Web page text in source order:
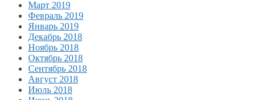
Март 2019
Февраль 2019
Январь 2019
Декабрь 2018
Ноябрь 2018
Октябрь 2018
Сентябрь 2018
Август 2018
Июль 2018